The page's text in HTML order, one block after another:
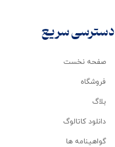
صفحه نخست
فروشگاه
بلاگ
دانلود کاتالوگ
گواهینامه ها
دسترسی سریع